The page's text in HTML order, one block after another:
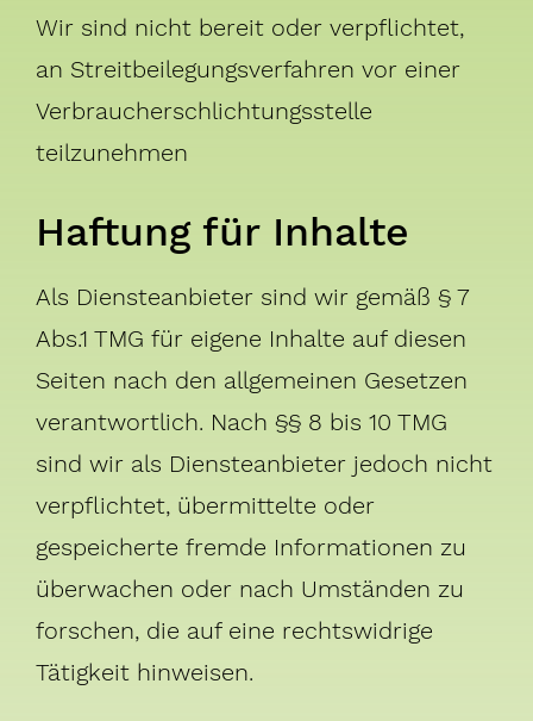
Wir sind nicht bereit oder verpflichtet,
an Streitbeilegungsverfahren vor einer
Verbraucherschlichtungsstelle
teilzunehmen
Haftung für Inhalte
Als Diensteanbieter sind wir gemäß § 7
Abs.1 TMG für eigene Inhalte auf diesen
Seiten nach den allgemeinen Gesetzen
verantwortlich. Nach §§ 8 bis 10 TMG
sind wir als Diensteanbieter jedoch nicht
verpflichtet, übermittelte oder
gespeicherte fremde Informationen zu
überwachen oder nach Umständen zu
forschen, die auf eine rechtswidrige
Tätigkeit hinweisen.